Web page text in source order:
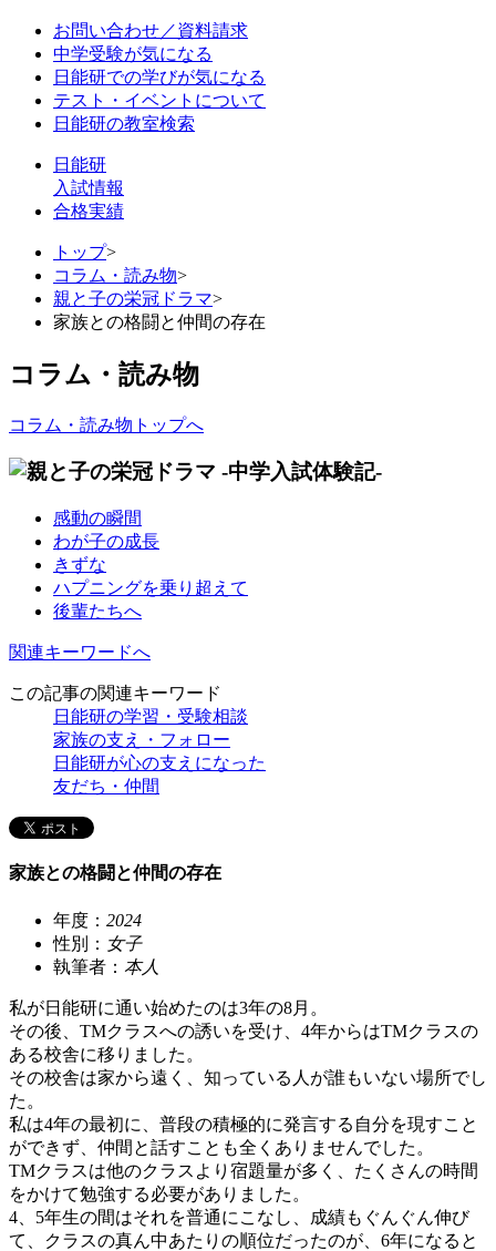
お問い合わせ／資料請求
中学受験が気になる
日能研での学びが気になる
テスト・イベントについて
日能研の教室検索
日能研
入試情報
合格実績
トップ>
コラム・読み物>
親と子の栄冠ドラマ>
家族との格闘と仲間の存在
コラム・読み物
コラム・読み物トップへ
感動の瞬間
わが子の成長
きずな
ハプニングを乗り超えて
後輩たちへ
関連キーワードへ
この記事の関連キーワード
日能研の学習・受験相談
家族の支え・フォロー
日能研が心の支えになった
友だち・仲間
家族との格闘と仲間の存在
年度： 2024
性別： 女子
執筆者： 本人
私が日能研に通い始めたのは3年の8月。
その後、TMクラスへの誘いを受け、4年からはTMクラスの
ある校舎に移りました。
その校舎は家から遠く、知っている人が誰もいない場所でし
た。
私は4年の最初に、普段の積極的に発言する自分を現すこと
ができず、仲間と話すことも全くありませんでした。
TMクラスは他のクラスより宿題量が多く、たくさんの時間
をかけて勉強する必要がありました。
4、5年生の間はそれを普通にこなし、成績もぐんぐん伸び
て、クラスの真ん中あたりの順位だったのが、6年になると